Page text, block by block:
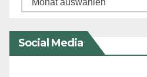
Social Media